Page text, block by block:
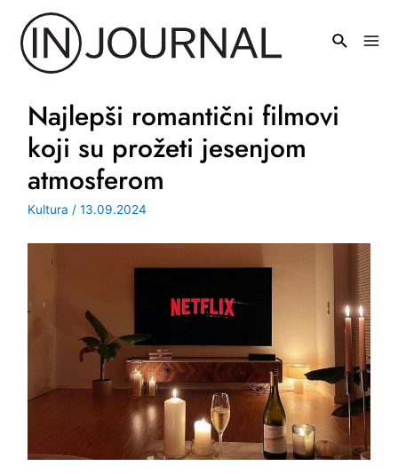
sadržaj
Najlepši romantični filmovi
koji su prožeti jesenjom
atmosferom
Kultura /13.09.2024